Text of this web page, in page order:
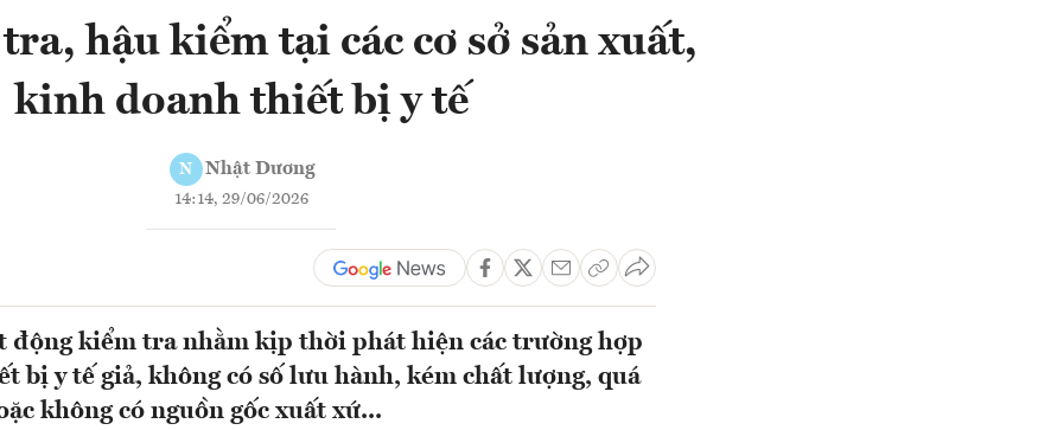
hậu kiểm tại các cơ sở sản xuất,
kinh doanh thiết bị y tế
N Nhật Dương
14:14, 29/06/2026
động kiểm tra nhằm kịp thời phát hiện các trường hợp
bị y tế giả, không có số lưu hành, kém chất lượng, quá
không có nguồn gốc xuất xứ...